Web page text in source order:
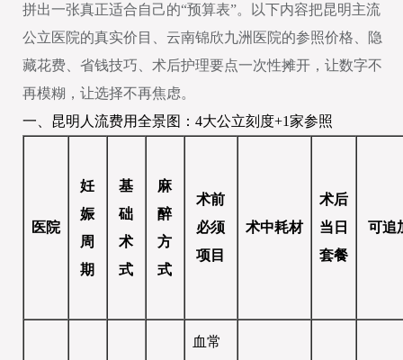
拼出一张真正适合自己的“预算表”。以下内容把昆明主流
公立医院的真实价目、云南锦欣九洲医院的参照价格、隐
藏花费、省钱技巧、术后护理要点一次性摊开，让数字不
再模糊，让选择不再焦虑。
一、昆明人流费用全景图：4大公立刻度+1家参照
医院
妊
娠
周
期
基
础
术
式
麻
醉
方
式
术前
必须
项目
术中耗材
术后
当日
套餐
可追
血常